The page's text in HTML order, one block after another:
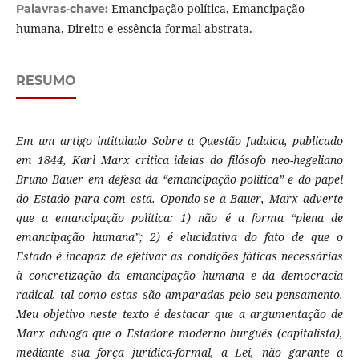
Palavras-chave: Emancipação política, Emancipação
humana, Direito e essência formal-abstrata.
RESUMO
Em um artigo intitulado Sobre a Questão Judaica, publicado
em 1844, Karl Marx critica ideias do filósofo neo-hegeliano
Bruno Bauer em defesa da “emancipação política” e do papel
do Estado para com esta. Opondo-se a Bauer, Marx adverte
que a emancipação política: 1) não é a forma “plena de
emancipação humana”; 2) é elucidativa do fato de que o
Estado é incapaz de efetivar as condições fáticas necessárias
à concretização da emancipação humana e da democracia
radical, tal como estas são amparadas pelo seu pensamento.
Meu objetivo neste texto é destacar que a argumentação de
Marx advoga que o Estadore moderno burguês (capitalista),
mediante sua força jurídica-formal, a Lei, não garante a